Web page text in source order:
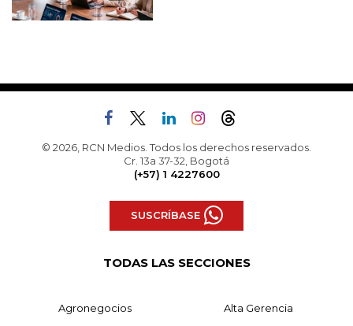
© 2026, RCN Medios. Todos los derechos reservados.
Cr. 13a 37-32, Bogotá
(+57) 1 4227600
SUSCRÍBASE
TODAS LAS SECCIONES
Agronegocios Alta Gerencia